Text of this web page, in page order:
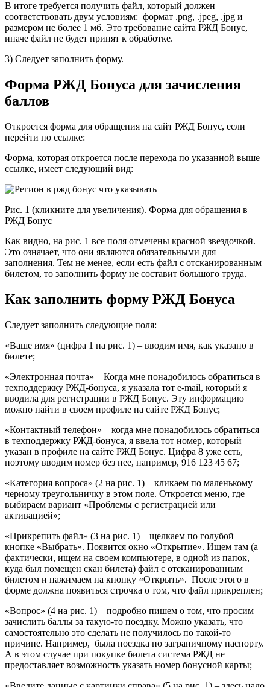
В итоге требуется получить файл, который должен
соответствовать двум условиям: формат .png, .jpeg, .jpg и
размером не более 1 мб. Это требование сайта РЖД Бонус,
иначе файл не будет принят к обработке.
3) Следует заполнить форму.
Форма РЖД Бонуса для зачисления
баллов
Откроется форма для обращения на сайт РЖД Бонус, если
перейти по ссылке:
Форма, которая откроется после перехода по указанной выше
ссылке, имеет следующий вид:
Рис. 1 (кликните для увеличения). Форма для обращения в
РЖД Бонус
Как видно, на рис. 1 все поля отмечены красной звездочкой.
Это означает, что они являются обязательными для
заполнения. Тем не менее, если есть файл с отсканированным
билетом, то заполнить форму не составит большого труда.
Как заполнить форму РЖД Бонуса
Следует заполнить следующие поля:
«Ваше имя» (цифра 1 на рис. 1) – вводим имя, как указано в
билете;
«Электронная почта» – Когда мне понадобилось обратиться в
техподдержку РЖД-бонуса, я указала тот e-mail, который я
вводила для регистрации в РЖД Бонус. Эту информацию
можно найти в своем профиле на сайте РЖД Бонус;
«Контактный телефон» – когда мне понадобилось обратиться
в техподдержку РЖД-бонуса, я ввела тот номер, который
указан в профиле на сайте РЖД Бонус. Цифра 8 уже есть,
поэтому вводим номер без нее, например, 916 123 45 67;
«Категория вопроса» (2 на рис. 1) – кликаем по маленькому
черному треугольничку в этом поле. Откроется меню, где
выбираем вариант «Проблемы с регистрацией или
активацией»;
«Прикрепить файл» (3 на рис. 1) – щелкаем по голубой
кнопке «Выбрать». Появится окно «Открытие». Ищем там (а
фактически, ищем на своем компьютере, в одной из папок,
куда был помещен скан билета) файл с отсканированным
билетом и нажимаем на кнопку «Открыть». После этого в
форме должна появиться строчка о том, что файл прикреплен;
«Вопрос» (4 на рис. 1) – подробно пишем о том, что просим
зачислить баллы за такую-то поездку. Можно указать, что
самостоятельно это сделать не получилось по такой-то
причине. Например, была поездка по заграничному паспорту.
А в этом случае при покупке билета система РЖД не
предоставляет возможность указать номер бонусной карты;